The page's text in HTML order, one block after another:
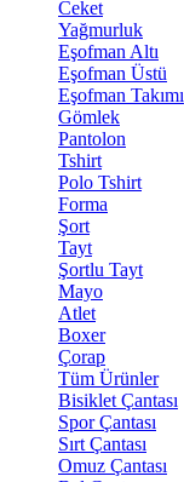
Ceket
Yağmurluk
Eşofman Altı
Eşofman Üstü
Eşofman Takımı
Gömlek
Pantolon
Tshirt
Polo Tshirt
Forma
Şort
Tayt
Şortlu Tayt
Mayo
Atlet
Boxer
Çorap
Tüm Ürünler
Bisiklet Çantası
Spor Çantası
Sırt Çantası
Omuz Çantası